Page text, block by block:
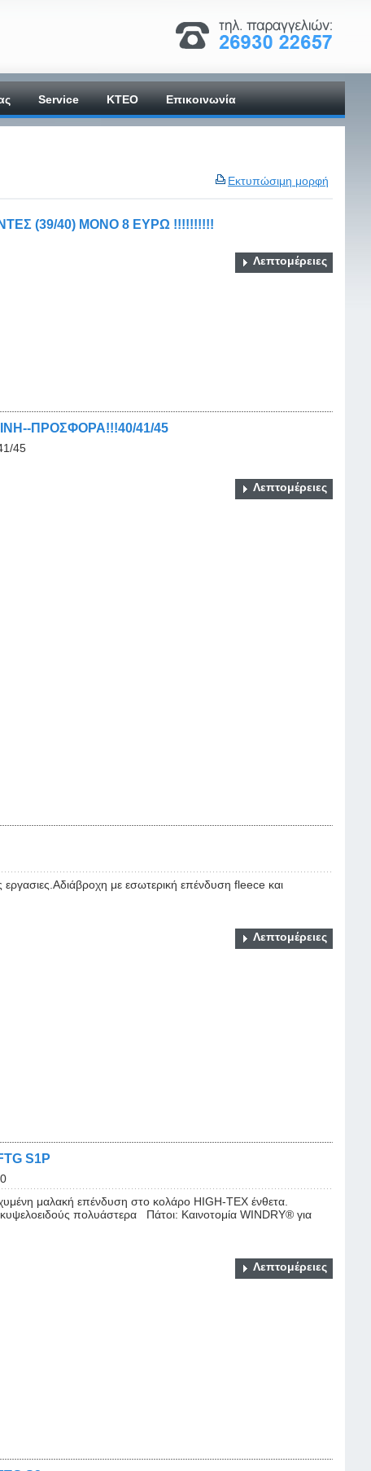
Service ΚΤΕΟ Επικοινωνία
Εκτυπώσιμη μορφή
(39/40) ΜΟΝΟ 8 ΕΥΡΩ !!!!!!!!!!
Λεπτομέρειες
ΠΡΟΣΦΟΡΑ!!!40/41/45
45
Λεπτομέρειες
εργασιες.Αδιάβροχη με εσωτερική επένδυση fleece και
Λεπτομέρειες
S1P
μαλακή επένδυση στο κολάρο HIGH-TEX ένθετα.
πολυάστερα Πάτοι: Καινοτομία WINDRY® για
Λεπτομέρειες